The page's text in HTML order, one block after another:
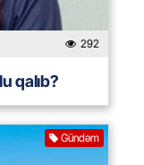
292
qalıb?
Gündəm